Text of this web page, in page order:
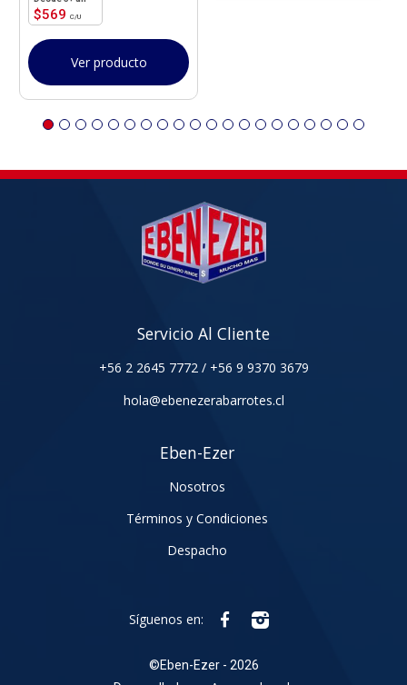
$569
Ver producto
Servicio Al Cliente
+56 2 2645 7772 / +56 9 9370 3679
hola@ebenezerabarrotes.cl
Eben-Ezer
Nosotros
Términos y Condiciones
Despacho
Síguenos en:
©Eben-Ezer - 2026